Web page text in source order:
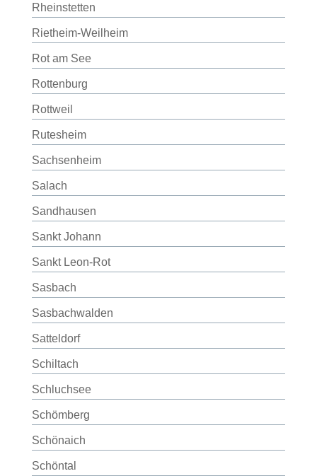
Rheinstetten
Rietheim-Weilheim
Rot am See
Rottenburg
Rottweil
Rutesheim
Sachsenheim
Salach
Sandhausen
Sankt Johann
Sankt Leon-Rot
Sasbach
Sasbachwalden
Satteldorf
Schiltach
Schluchsee
Schömberg
Schönaich
Schöntal